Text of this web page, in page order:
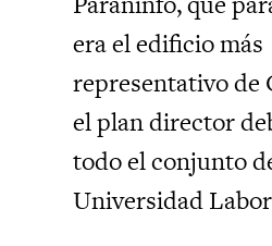
era el edificio más
representativo de
el plan director
todo el conjunto
Universidad